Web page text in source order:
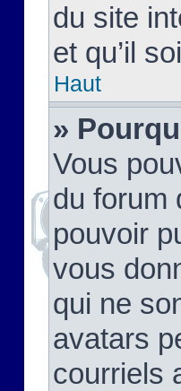
du site
et qu’il
Haut
»
Vous
du forum
pouvoir
vous
qui ne
avatars
courriels